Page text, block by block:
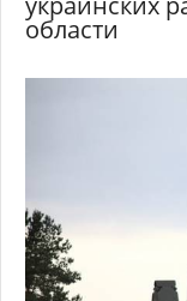
области